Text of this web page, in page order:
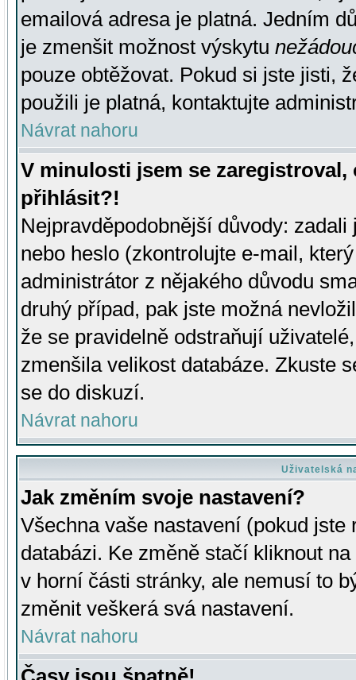
emailová adresa je platná. Jedním
je zmenšit možnost výskytu
pouze obtěžovat. Pokud si jste jisti,
použili je platná, kontaktujte
Návrat nahoru
V minulosti jsem se
přihlásit?!
Nejpravděpodobnější důvody:
nebo heslo (zkontrolujte e-mail,
administrátor z nějakého důvodu
druhý případ, pak jste možná
že se pravidelně odstraňují
zmenšila velikost databáze. Zkuste
se do diskuzí.
Návrat nahoru
Uživatelská
Jak změním svoje nastavení?
Všechna vaše nastavení (pokud
databázi. Ke změně stačí kliknout
v horní části stránky, ale nemusí to
změnit veškerá svá nastavení.
Návrat nahoru